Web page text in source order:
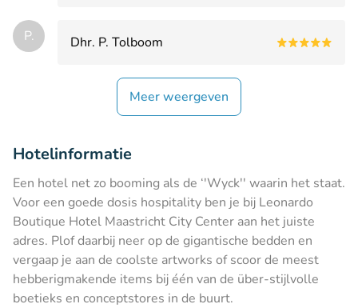
P. Dhr. P. Tolboom
Meer weergeven
Hotelinformatie
Een hotel net zo booming als de ‘'Wyck'' waarin het staat.
Voor een goede dosis hospitality ben je bij Leonardo
Boutique Hotel Maastricht City Center aan het juiste
adres. Plof daarbij neer op de gigantische bedden en
vergaap je aan de coolste artworks of scoor de meest
hebberigmakende items bij één van de über-stijlvolle
boetieks en conceptstores in de buurt.